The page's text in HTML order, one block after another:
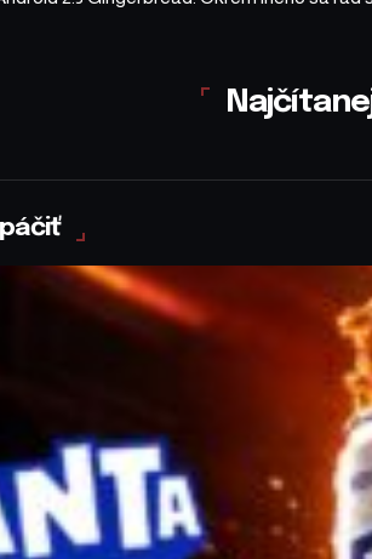
páčiť